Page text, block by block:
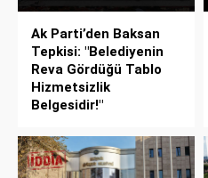
Ak Parti’den Baksan
Tepkisi: "Belediyenin
Reva Gördüğü Tablo
Hizmetsizlik
Belgesidir!"